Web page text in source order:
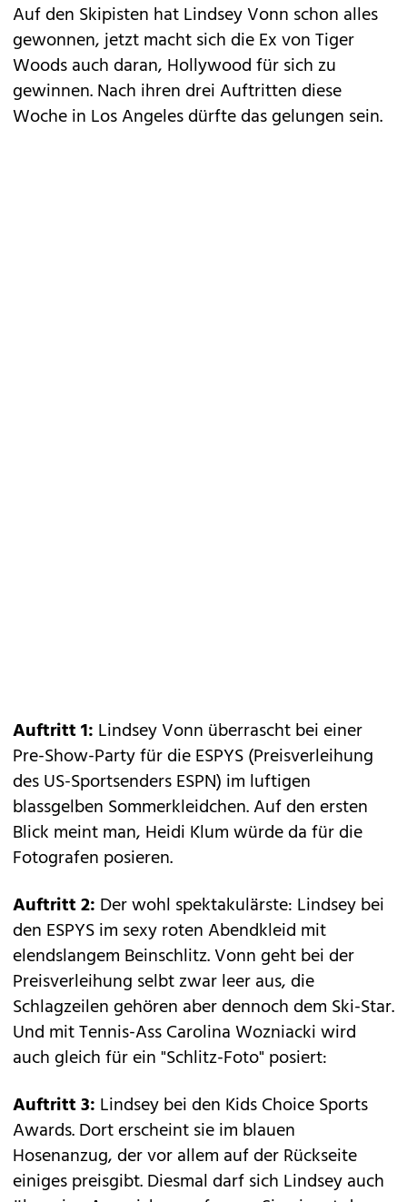
Auf den Skipisten hat Lindsey Vonn schon alles
gewonnen, jetzt macht sich die Ex von Tiger
Woods auch daran, Hollywood für sich zu
gewinnen. Nach ihren drei Auftritten diese
Woche in Los Angeles dürfte das gelungen sein.
Auftritt 1: Lindsey Vonn überrascht bei einer
Pre-Show-Party für die ESPYS (Preisverleihung
des US-Sportsenders ESPN) im luftigen
blassgelben Sommerkleidchen. Auf den ersten
Blick meint man, Heidi Klum würde da für die
Fotografen posieren.
Auftritt 2: Der wohl spektakulärste: Lindsey bei
den ESPYS im sexy roten Abendkleid mit
elendslangem Beinschlitz. Vonn geht bei der
Preisverleihung selbt zwar leer aus, die
Schlagzeilen gehören aber dennoch dem Ski-Star.
Und mit Tennis-Ass Carolina Wozniacki wird
auch gleich für ein "Schlitz-Foto" posiert:
Auftritt 3: Lindsey bei den Kids Choice Sports
Awards. Dort erscheint sie im blauen
Hosenanzug, der vor allem auf der Rückseite
einiges preisgibt. Diesmal darf sich Lindsey auch